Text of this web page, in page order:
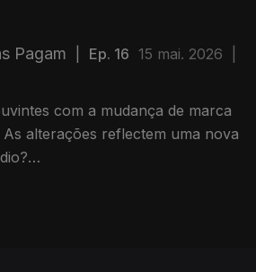
Pagam Ep. 16 15 mai. 2026
com a mudança de marca
As alterações reflectem uma nova